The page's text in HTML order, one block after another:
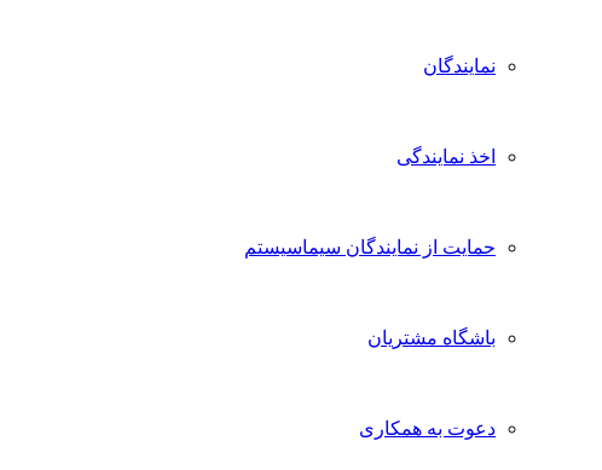
نمایندگان
اخذ نمایندگی
حمایت از نمایندگان سیماسیستم
باشگاه مشتریان
دعوت به همکاری